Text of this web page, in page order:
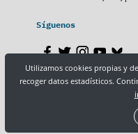
Utilizamos cookies propias y
recoger datos estadísticos.
Síguenos
Nota legal Política